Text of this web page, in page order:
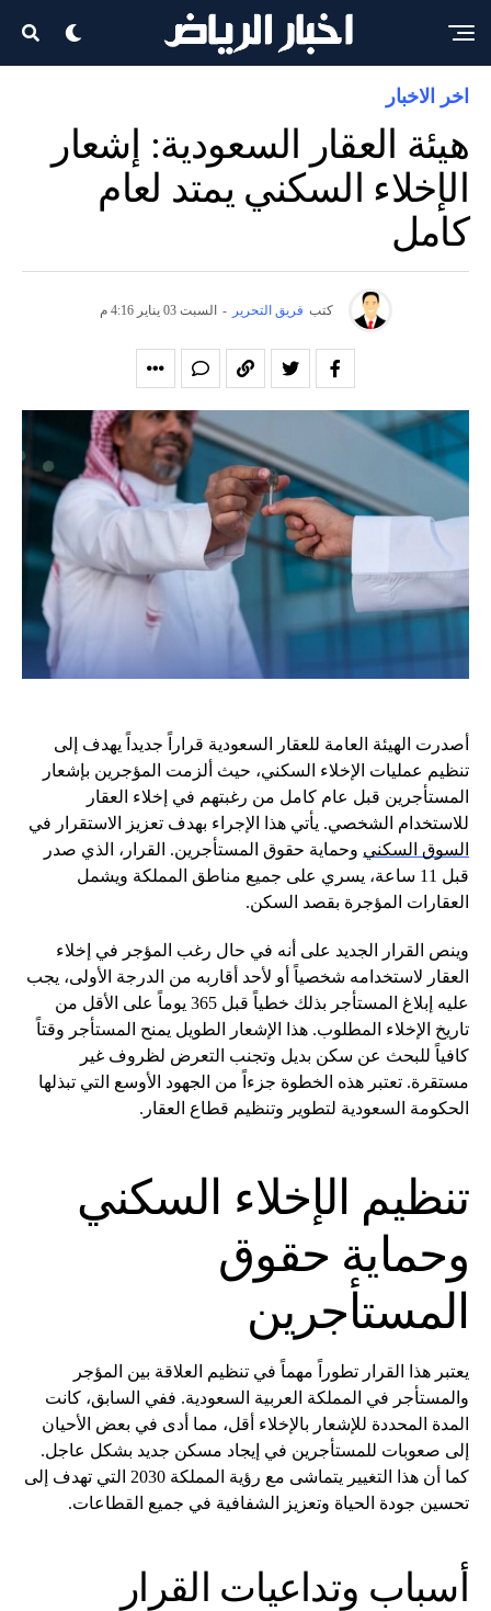
اخر الاخبار
هيئة العقار السعودية: إشعار
الإخلاء السكني يمتد لعام
كامل
كتب فريق التحرير - السبت 03 يناير 4:16 م
أصدرت الهيئة العامة للعقار السعودية قراراً جديداً يهدف إلى
تنظيم عمليات الإخلاء السكني، حيث ألزمت المؤجرين بإشعار
المستأجرين قبل عام كامل من رغبتهم في إخلاء العقار
للاستخدام الشخصي. يأتي هذا الإجراء بهدف تعزيز الاستقرار في
السوق السكني وحماية حقوق المستأجرين. القرار، الذي صدر
قبل 11 ساعة، يسري على جميع مناطق المملكة ويشمل
العقارات المؤجرة بقصد السكن.
وينص القرار الجديد على أنه في حال رغب المؤجر في إخلاء
العقار لاستخدامه شخصياً أو لأحد أقاربه من الدرجة الأولى، يجب
عليه إبلاغ المستأجر بذلك خطياً قبل 365 يوماً على الأقل من
تاريخ الإخلاء المطلوب. هذا الإشعار الطويل يمنح المستأجر وقتاً
كافياً للبحث عن سكن بديل وتجنب التعرض لظروف غير
مستقرة. تعتبر هذه الخطوة جزءاً من الجهود الأوسع التي تبذلها
الحكومة السعودية لتطوير وتنظيم قطاع العقار.
تنظيم الإخلاء السكني
وحماية حقوق
المستأجرين
يعتبر هذا القرار تطوراً مهماً في تنظيم العلاقة بين المؤجر
والمستأجر في المملكة العربية السعودية. ففي السابق، كانت
المدة المحددة للإشعار بالإخلاء أقل، مما أدى في بعض الأحيان
إلى صعوبات للمستأجرين في إيجاد مسكن جديد بشكل عاجل.
كما أن هذا التغيير يتماشى مع رؤية المملكة 2030 التي تهدف إلى
تحسين جودة الحياة وتعزيز الشفافية في جميع القطاعات.
أسباب وتداعيات القرار